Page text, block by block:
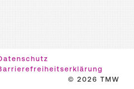
© 2026 TMW